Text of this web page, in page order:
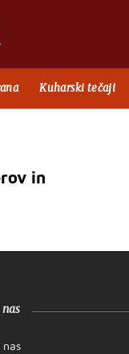
Kuharski tečaji
in
nas
nas